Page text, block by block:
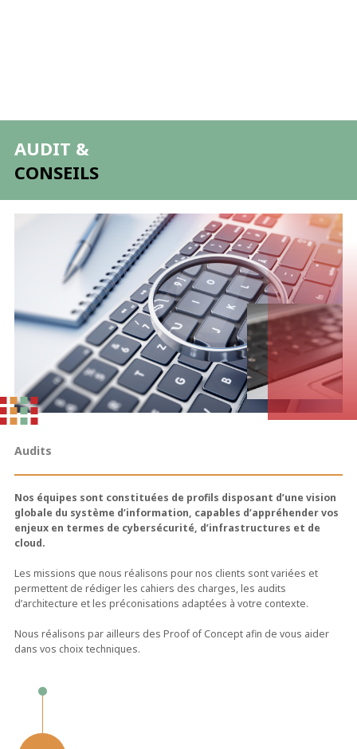
AUDIT &
CONSEILS
Audits
Nos équipes sont constituées de profils disposant d’une vision
globale du système d’information, capables d’appréhender vos
enjeux en termes de cybersécurité, d’infrastructures et de
cloud.
Les missions que nous réalisons pour nos clients sont variées et
permettent de rédiger les cahiers des charges, les audits
d’architecture et les préconisations adaptées à votre contexte.
Nous réalisons par ailleurs des Proof of Concept afin de vous aider
dans vos choix techniques.